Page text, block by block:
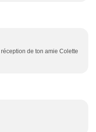
de ton amie Colette